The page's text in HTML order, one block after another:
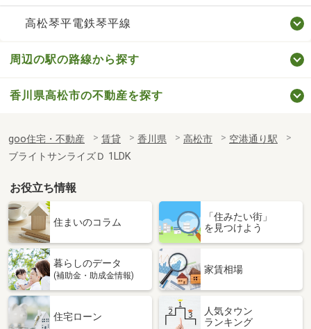
高松琴平電鉄琴平線
周辺の駅の路線から探す
香川県高松市の不動産を探す
goo住宅・不動産 賃貸 香川県 高松市
空港通り駅
ブライトサンライズＤ 1LDK
お役立ち情報
住まいのコラム
「住みたい街」
を見つけよう
暮らしのデータ
(補助金・助成金情報)
家賃相場
住宅ローン
人気タウン
ランキング